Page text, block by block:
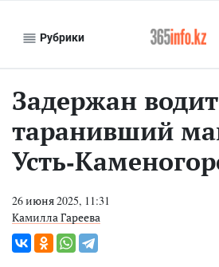
Рубрики
Задержан
таранивший
Усть-
26 июня 2025, 11:31
Камилла Гареева